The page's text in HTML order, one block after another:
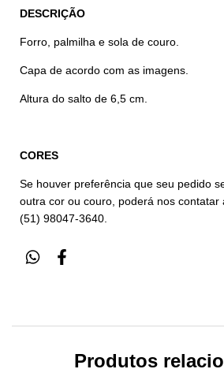
DESCRIÇÃO
Forro, palmilha e sola de couro.
Capa de acordo com as imagens.
Altura do salto de 6,5 cm.
CORES
Se houver preferência que seu pedido
outra cor ou couro, poderá nos contatar
(51) 98047-3640.
Produtos